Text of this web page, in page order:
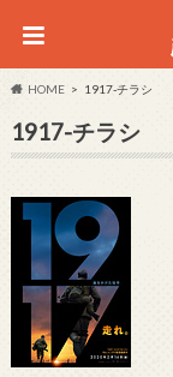
HOME 1917-チラシ
1917-チラシ